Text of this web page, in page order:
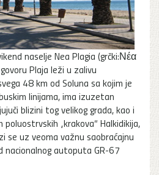
naselje Nea Plagia (grčki:Νέα
Plaja leži u zalivu
48 km od Soluna sa kojim je
linijama, ima izuzetan
blizini tog velikog grada, kao i
„krakova“ Halkidikija,
se uz veoma važnu saobraćajnu
nacionalnog autoputa GR-67